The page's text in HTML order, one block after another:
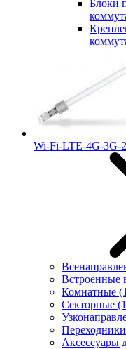
Блоки
Wi-Fi-LTE-4G-3G-
Встроенные
Комнатные
Секторные
Аксессуары